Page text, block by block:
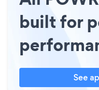
built for
See